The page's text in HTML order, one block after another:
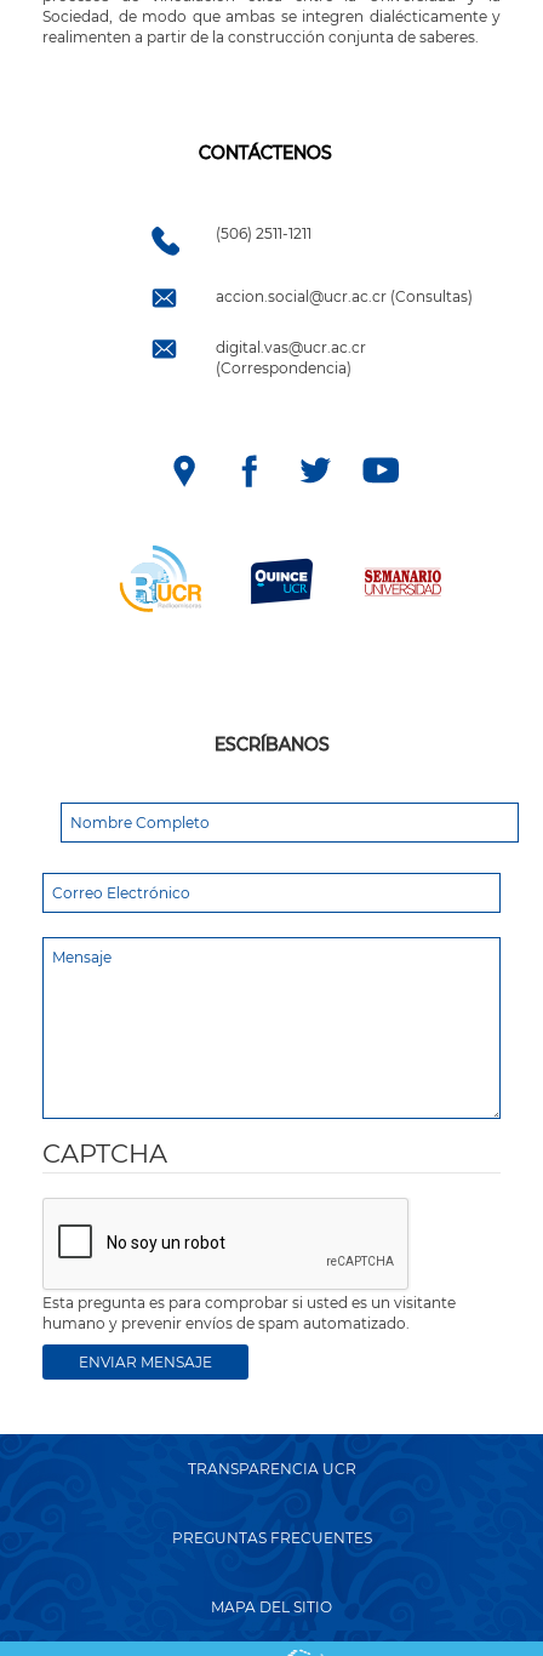
Sociedad, de modo que ambas se integren dialécticamente y
realimenten a partir de la construcción conjunta de saberes.
CONTÁCTENOS
(506) 2511-1211
accion.social@ucr.ac.cr (Consultas)
digital.vas@ucr.ac.cr
(Correspondencia)
ESCRÍBANOS
CAPTCHA
Esta pregunta es para comprobar si usted es un visitante
humano y prevenir envíos de spam automatizado.
TRANSPARENCIA UCR
PREGUNTAS FRECUENTES
MAPA DEL SITIO